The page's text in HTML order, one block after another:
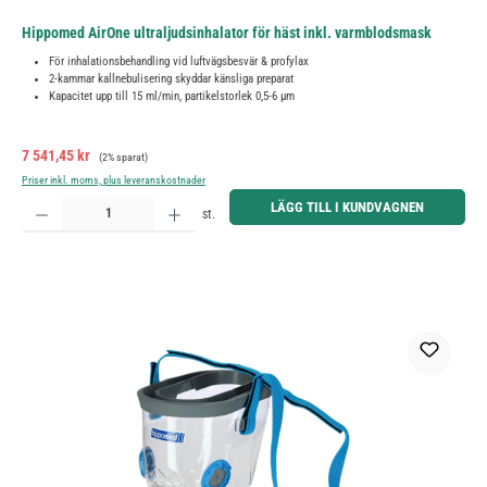
Hippomed AirOne ultraljudsinhalator för häst inkl. varmblodsmask
För inhalationsbehandling vid luftvägsbesvär & profylax
2-kammar kallnebulisering skyddar känsliga preparat
Kapacitet upp till 15 ml/min, partikelstorlek 0,5-6 µm
Försäljningspris:
7 541,45 kr Ordinarie pris:
(2% sparat)
Priser inkl. moms, plus leveranskostnader
Produktkvantitet: Ange önskat belopp eller använd knapparna för att öka eller minska kvantiteten.
st. LÄGG TILL I KUNDVAGNEN